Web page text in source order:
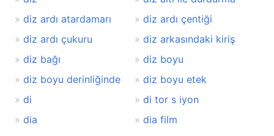
diz ardı atardamarı
diz ardı çentiği
diz ardı çukuru
diz arkasındaki kiriş
diz bağı
diz boyu
diz boyu derinliğinde
diz boyu etek
di
di tor s iyon
dia
dia film